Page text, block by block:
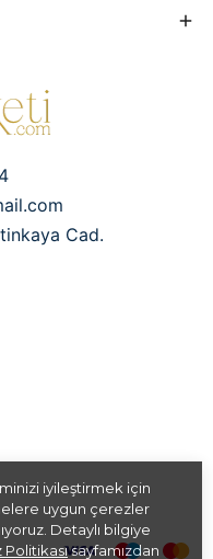
iyileştirmek için
uygun çerezler
Detaylı bilgiye
sayfamızdan
Cad.